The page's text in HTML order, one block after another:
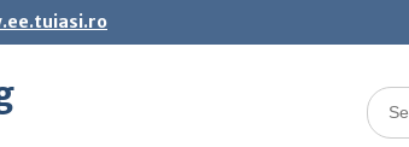
Search
for: